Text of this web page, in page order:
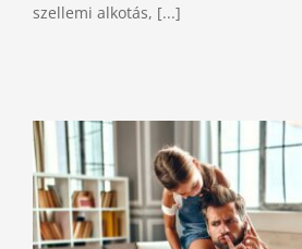
szellemi alkotás, [...]